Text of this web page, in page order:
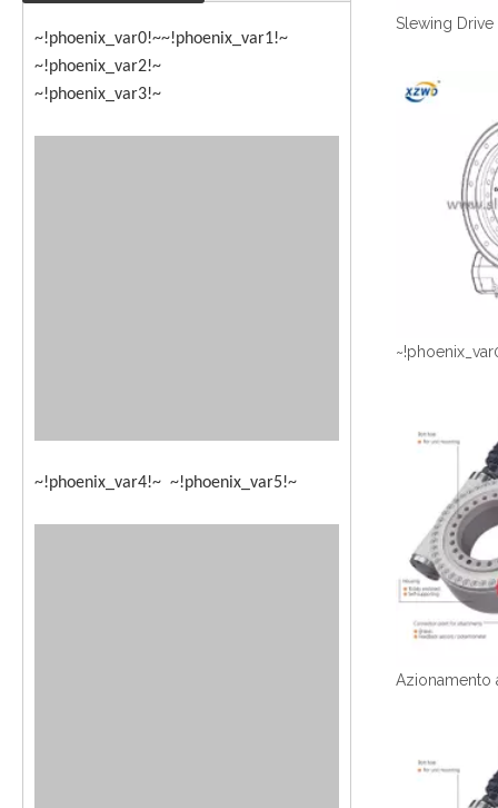
~!phoenix_var0!~~!phoenix_var1!~
~!phoenix_var2!~
~!phoenix_var3!~
~!phoenix_var4!~ ~!phoenix_var5!~